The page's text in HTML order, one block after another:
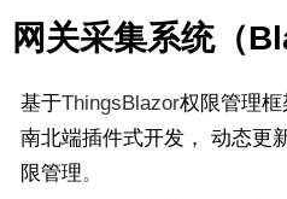
网关采集系统（
基于ThingsBlazor权限管理
南北端插件式开发， 动态更
限管理。